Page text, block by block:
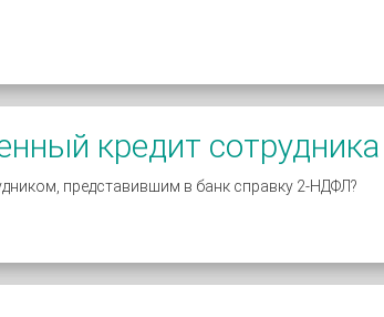
кредит сотрудника
представившим в банк справку 2-НДФЛ?